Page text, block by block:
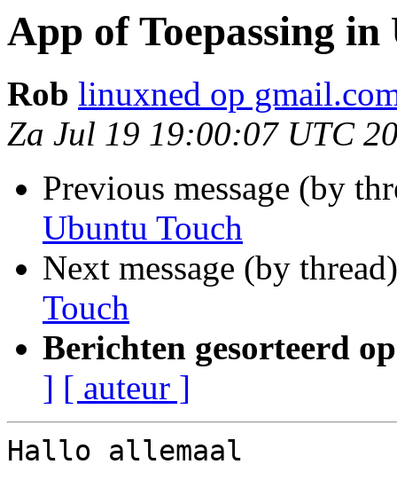
App of Toepassing
Rob linuxned op
Za Jul 19 19:00:07 UTC
Previous message (by
Ubuntu Touch
Next message (by
Touch
Berichten gesorteerd
] [ auteur ]
Hallo allemaal